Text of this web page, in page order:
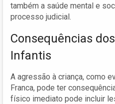
também a saúde mental e
processo judicial.
Consequências
Infantis
A agressão à criança, como
Franca, pode ter
físico imediato pode incluir